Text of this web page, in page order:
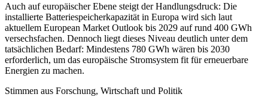
Auch auf europäischer Ebene steigt der Handlungsdruck: Die
installierte Batteriespeicherkapazität in Europa wird sich laut
aktuellem European Market Outlook bis 2029 auf rund 400 GWh
versechsfachen. Dennoch liegt dieses Niveau deutlich unter dem
tatsächlichen Bedarf: Mindestens 780 GWh wären bis 2030
erforderlich, um das europäische Stromsystem fit für erneuerbare
Energien zu machen.
Stimmen aus Forschung, Wirtschaft und Politik